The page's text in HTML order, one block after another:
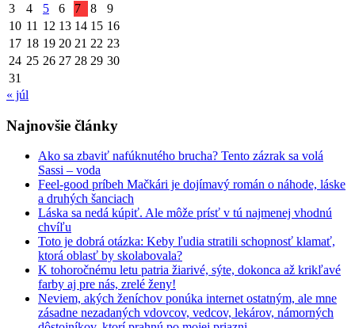
3
4 5 6 7 8
9
10 11 12 13 14 15 16
17 18 19 20 21 22 23
24 25 26 27 28 29 30
31
« júl
Najnovšie články
Ako sa zbaviť nafúknutého brucha? Tento zázrak sa volá
Sassi – voda
Feel-good príbeh Mačkári je dojímavý román o náhode, láske
a druhých šanciach
Láska sa nedá kúpiť. Ale môže prísť v tú najmenej vhodnú
chvíľu
Toto je dobrá otázka: Keby ľudia stratili schopnosť klamať,
ktorá oblasť by skolabovala?
K tohoročnému letu patria žiarivé, sýte, dokonca až krikľavé
farby aj pre nás, zrelé ženy!
Neviem, akých ženíchov ponúka internet ostatným, ale mne
zásadne nezadaných vdovcov, vedcov, lekárov, námorných